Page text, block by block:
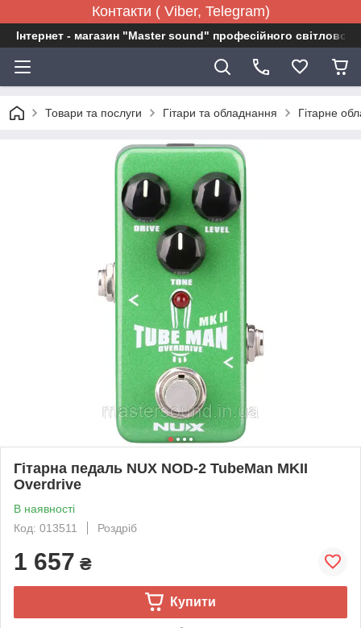
Контакти ( Viber, Telegram)
Інтернет - магазин "Master sound" професійного
Товари та послуги Гітари та обладнання Гітарне
Гітарна педаль NUX NOD-2 TubeMan MKII
Overdrive
В наявності
Код: 013511
Роздріб
1 657 ₴
Купити